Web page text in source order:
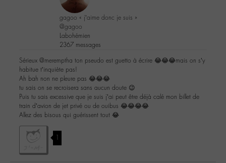
gagoo « j’aime donc je suis »
@gagoo
Labohémien
2367 messages
Sérieux @meremptha ton pseudo est guetto à écrire 😂😂😂mais on s’y
habitue t’inquiète pas!
Ah bah non ne pleure pas 😂😂😂
tu sais on se recroisera sans aucun doute 😉
Puis tu sais excessive que je suis j’ai peut être déjà calé mon billet de
train d’avion de jet privé ou de ouibus 😂😂😂😂
Allez des bisous qui guérissent tout 😂
1